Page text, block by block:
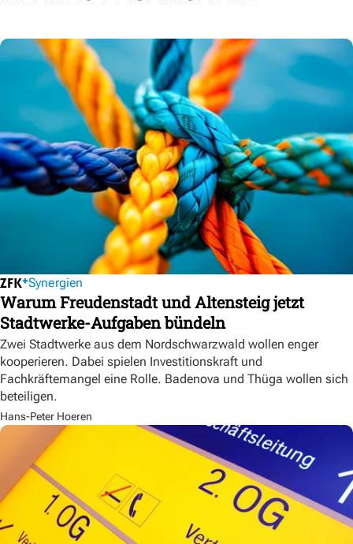
Synergien
Warum Freudenstadt und Altensteig jetzt
Stadtwerke-Aufgaben bündeln
Zwei Stadtwerke aus dem Nordschwarzwald wollen enger
kooperieren. Dabei spielen Investitionskraft und
Fachkräftemangel eine Rolle. Badenova und Thüga wollen sich
beteiligen.
Hans-Peter Hoeren